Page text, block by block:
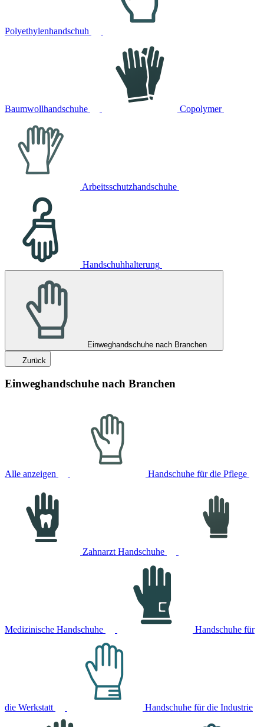
Polyethylenhandschuh
Baumwollhandschuhe Copolymer
Arbeitsschutzhandschuhe
Handschuhhalterung
Einweghandschuhe nach Branchen
Zurück
Einweghandschuhe nach Branchen
Alle anzeigen Handschuhe für die Pflege
Zahnarzt Handschuhe
Medizinische Handschuhe Handschuhe für
die Werkstatt Handschuhe für die Industrie